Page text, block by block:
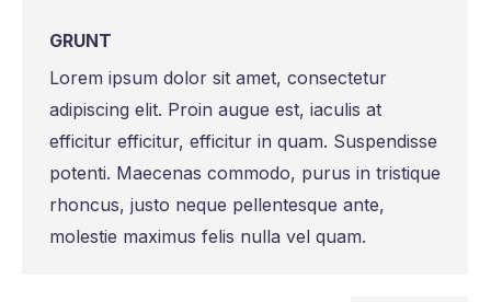
GRUNT
Lorem ipsum dolor sit amet, consectetur
adipiscing elit. Proin augue est, iaculis at
efficitur efficitur, efficitur in quam. Suspendisse
potenti. Maecenas commodo, purus in tristique
rhoncus, justo neque pellentesque ante,
molestie maximus felis nulla vel quam.